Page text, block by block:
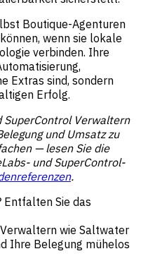
Boutique-Agenturen
wenn sie lokale
verbinden. Ihre
Extras sind, sondern
Erfolg.
SuperControl Verwaltern
und Umsatz zu
— lesen Sie die
und SuperControl-
.
Entfalten Sie das
wie Saltwater
Ihre Belegung mühelos